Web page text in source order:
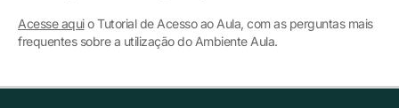
Acesse aquio Tutorial de Acesso ao Aula, com as perguntas mais
frequentes sobre a utilização do Ambiente Aula.